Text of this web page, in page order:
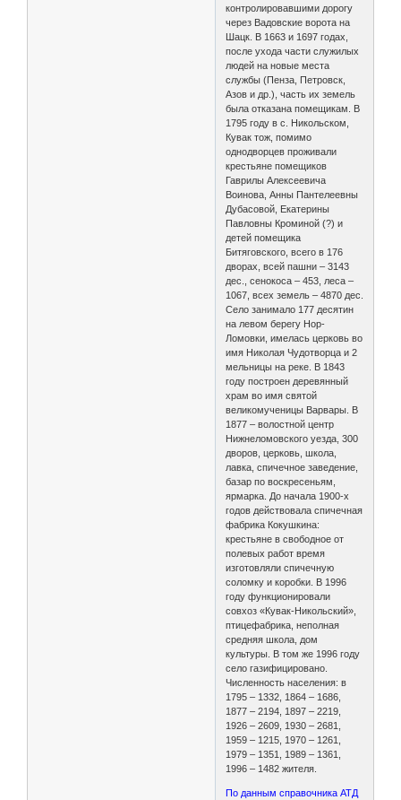
контролировавшими дорогу
через Вадовские ворота на
Шацк. В 1663 и 1697 годах,
после ухода части служилых
людей на новые места
службы (Пенза, Петровск,
Азов и др.), часть их земель
была отказана помещикам. В
1795 году в с. Никольском,
Кувак тож, помимо
однодворцев проживали
крестьяне помещиков
Гаврилы Алексеевича
Воинова, Анны Пантелеевны
Дубасовой, Екатерины
Павловны Кроминой (?) и
детей помещика
Битяговского, всего в 176
дворах, всей пашни – 3143
дес., сенокоса – 453, леса –
1067, всех земель – 4870 дес.
Село занимало 177 десятин
на левом берегу Нор-
Ломовки, имелась церковь во
имя Николая Чудотворца и 2
мельницы на реке. В 1843
году построен деревянный
храм во имя святой
великомученицы Варвары. В
1877 – волостной центр
Нижнеломовского уезда, 300
дворов, церковь, школа,
лавка, спичечное заведение,
базар по воскресеньям,
ярмарка. До начала 1900-х
годов действовала спичечная
фабрика Кокушкина:
крестьяне в свободное от
полевых работ время
изготовляли спичечную
соломку и коробки. В 1996
году функционировали
совхоз «Кувак-Никольский»,
птицефабрика, неполная
средняя школа, дом
культуры. В том же 1996 году
село газифицировано.
Численность населения: в
1795 – 1332, 1864 – 1686,
1877 – 2194, 1897 – 2219,
1926 – 2609, 1930 – 2681,
1959 – 1215, 1970 – 1261,
1979 – 1351, 1989 – 1361,
1996 – 1482 жителя.
По данным справочника АТД